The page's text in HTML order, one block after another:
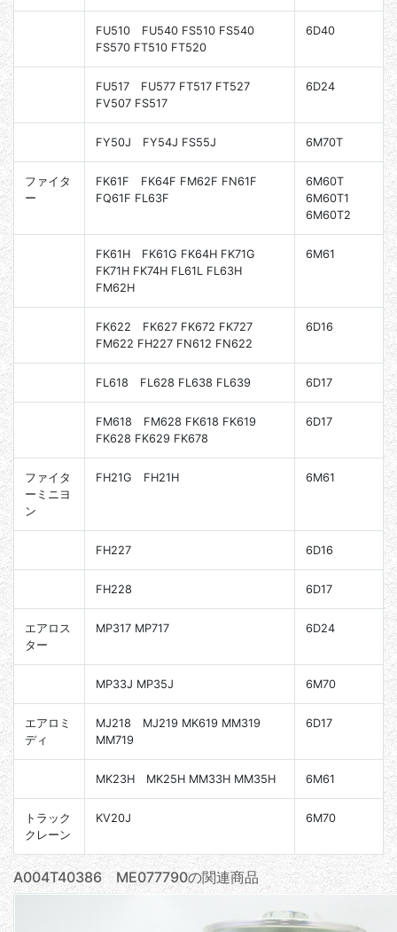
FU510 FU540 FS510 FS540
FS570 FT510 FT520
6D40
FU517 FU577 FT517 FT527
FV507 FS517
6D24
FY50J FY54J FS55J 6M70T
ファイタ
ー
FK61F FK64F FM62F FN61F
FQ61F FL63F
6M60T
6M60T1
6M60T2
FK61H FK61G FK64H FK71G
FK71H FK74H FL61L FL63H
FM62H
6M61
FK622 FK627 FK672 FK727
FM622 FH227 FN612 FN622
6D16
FL618 FL628 FL638 FL639 6D17
FM618 FM628 FK618 FK619
FK628 FK629 FK678
6D17
ファイタ
ーミニヨ
ン
FH21G FH21H 6M61
FH227 6D16
FH228 6D17
エアロス
ター
MP317 MP717 6D24
MP33J MP35J 6M70
エアロミ
ディ
MJ218 MJ219 MK619 MM319
MM719
6D17
MK23H MK25H MM33H MM35H 6M61
トラック
クレーン
KV20J 6M70
A004T40386 ME077790の関連商品